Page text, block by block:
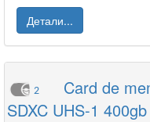
Детали...
2
Card de
SDXC UHS-1